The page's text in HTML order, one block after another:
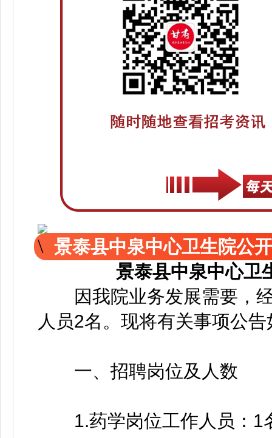
景泰县中泉中心卫生院公
景泰县中泉中心卫
因我院业务发展需要，经
人员2名。现将有关事项公告
一、招聘岗位及人数
1.药学岗位工作人员：1